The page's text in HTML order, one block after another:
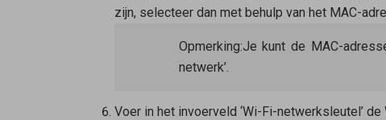
zijn, selecteer dan met behulp van het MAC-
Opmerking:Je kunt de MAC-
netwerk’.
Voer in het invoerveld ‘Wi-Fi-netwerksleutel’